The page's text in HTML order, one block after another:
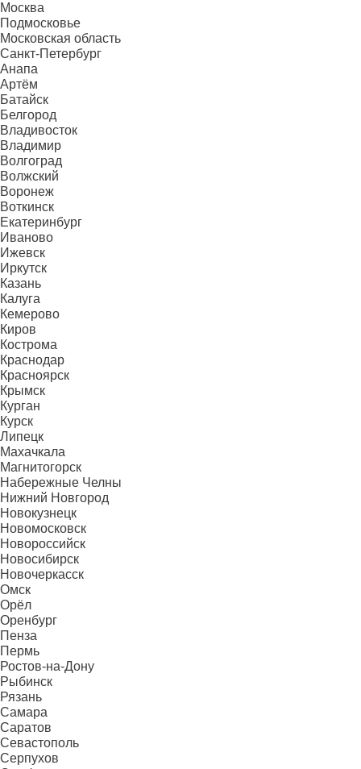
Москва
Подмосковье
Московская область
Санкт-Петербург
Анапа
Артём
Батайск
Белгород
Владивосток
Владимир
Волгоград
Волжский
Воронеж
Воткинск
Екатеринбург
Иваново
Ижевск
Иркутск
Казань
Калуга
Кемерово
Киров
Кострома
Краснодар
Красноярск
Крымск
Курган
Курск
Липецк
Махачкала
Магнитогорск
Набережные Челны
Нижний Новгород
Новокузнецк
Новомосковск
Новороссийск
Новосибирск
Новочеркасск
Омск
Орёл
Оренбург
Пенза
Пермь
Ростов-на-Дону
Рыбинск
Рязань
Самара
Саратов
Севастополь
Серпухов